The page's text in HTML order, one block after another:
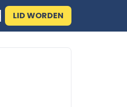
LID WORDEN